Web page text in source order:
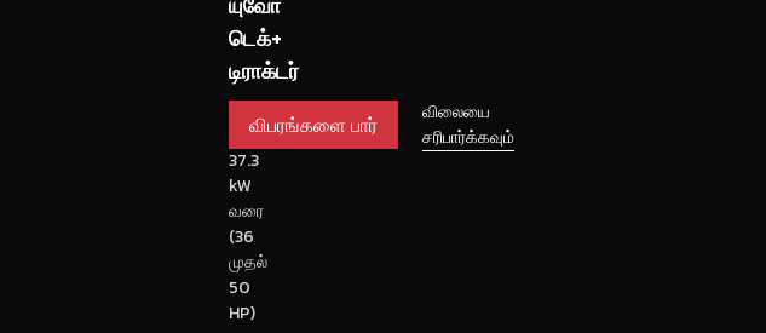
டெக்+
டிராக்டர்
முதல்
37.3
kW
வரை
(36
முதல்
50
HP)
விபரங்களை
பார்
விலையை
சரிபார்க்கவும்